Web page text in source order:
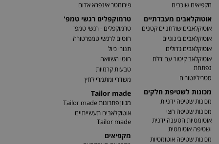
מקפיאים שוכבים
אוטוקלאבים מעבדתיים
אוטוקלאבים שולחניים קטנים
אוטוקלאבים בינוניים
אוטוקלאבים גדולים
אוטוקלאב קיטור עם דלת
נפתחת
סטריליזטורים
מכונות לשטיפת חלקים
מכונות שטיפה ידניות
מכונות שטיפה חצי
אוטומטיות הטענה ידנית
ושטיפה אוטומטית
מכונות שטיפה אוטומטיות
פירומטר אינפרא אדום
טרמוקפלים רגשי טמפ'
טרמוקפלים - רגשי טמפ'
חוטים לרגשי טמפרטורה
תנורי כיול
חוטי השוואה
טבעות קרמיות
משדרי ומתמרי לחץ
Tailor made
מגוון פתרונות Tailor made
אוטוקלאבים תעשייתיים
Tailor made
מקפיאים